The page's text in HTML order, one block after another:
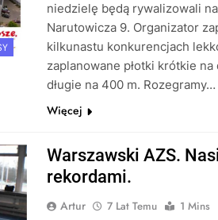
niedzielę będą rywalizowali
Narutowicza 9. Organizator
kilkunastu konkurencjach
zaplanowane płotki krótkie
długie na 400 m. Rozegramy…
Więcej
Warszawski AZS.
rekordami.
Artur 7 Lat Temu
1 Mins